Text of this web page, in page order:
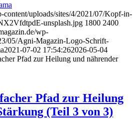
content/uploads/sites/4/2021/07/Kopf-in-
unsplash.jpg 1800 2400
wp-
05/Agni-Magazin-Logo-Schrift-
2021-07-02 17:54:262026-05-04
Pfad zur Heilung und nährender
Pfad zur Heilung
(Teil 3 von 3)